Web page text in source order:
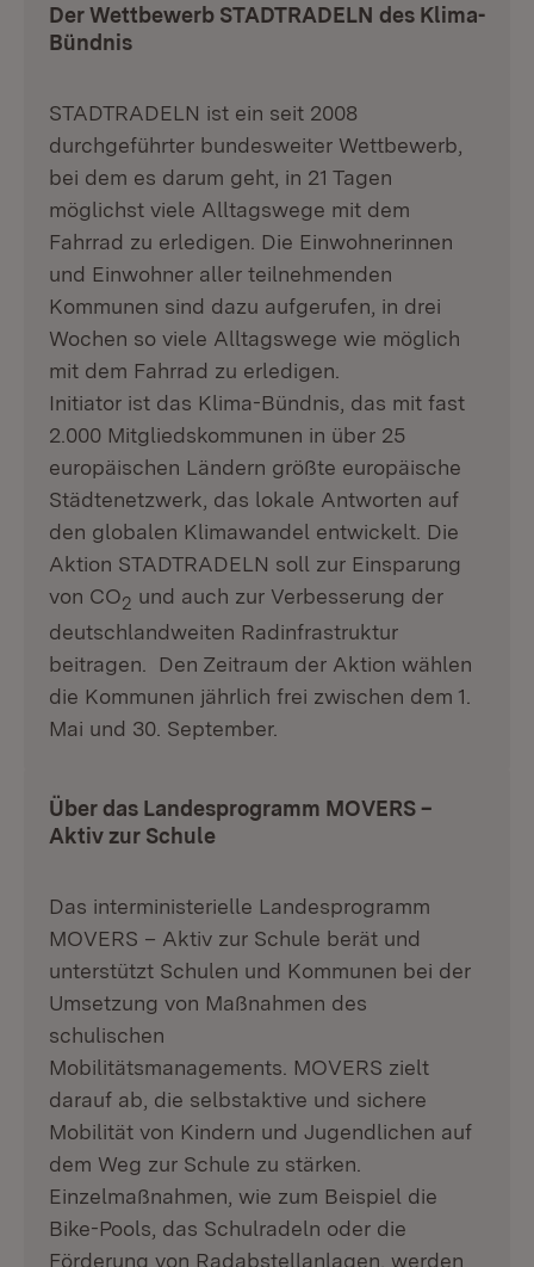
Der Wettbewerb STADTRADELN des Klima-
Bündnis
STADTRADELN ist ein seit 2008
durchgeführter bundesweiter Wettbewerb,
bei dem es darum geht, in 21 Tagen
möglichst viele Alltagswege mit dem
Fahrrad zu erledigen. Die Einwohnerinnen
und Einwohner aller teilnehmenden
Kommunen sind dazu aufgerufen, in drei
Wochen so viele Alltagswege wie möglich
mit dem Fahrrad zu erledigen.
Initiator ist das Klima-Bündnis, das mit fast
2.000 Mitgliedskommunen in über 25
europäischen Ländern größte europäische
Städtenetzwerk, das lokale Antworten auf
den globalen Klimawandel entwickelt. Die
Aktion STADTRADELN soll zur Einsparung
von CO2 und auch zur Verbesserung der
deutschlandweiten Radinfrastruktur
beitragen. Den Zeitraum der Aktion wählen
die Kommunen jährlich frei zwischen dem 1.
Mai und 30. September.
Über das Landesprogramm MOVERS –
Aktiv zur Schule
Das interministerielle Landesprogramm
MOVERS – Aktiv zur Schule berät und
unterstützt Schulen und Kommunen bei der
Umsetzung von Maßnahmen des
schulischen
Mobilitätsmanagements. MOVERS zielt
darauf ab, die selbstaktive und sichere
Mobilität von Kindern und Jugendlichen auf
dem Weg zur Schule zu stärken.
Einzelmaßnahmen, wie zum Beispiel die
Bike-Pools, das Schulradeln oder die
Förderung von Radabstellanlagen, werden